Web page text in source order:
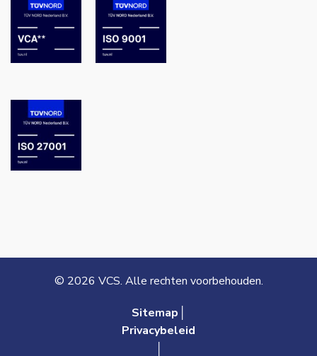
© 2026 VCS. Alle rechten voorbehouden.
Sitemap│
Privacybeleid